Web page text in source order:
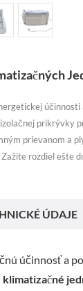
prikrývky
prievanom a
rozdiel ešte
ÚDAJE
účinnosť a